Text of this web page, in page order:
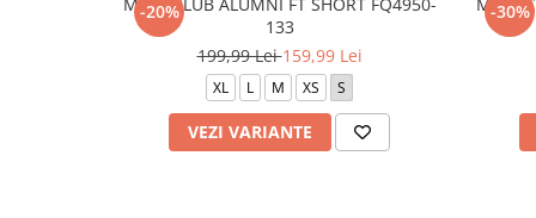
-20%
133
199,99 Lei159,99 Lei
XL L M XS S
VEZI VARIANTE
-30%